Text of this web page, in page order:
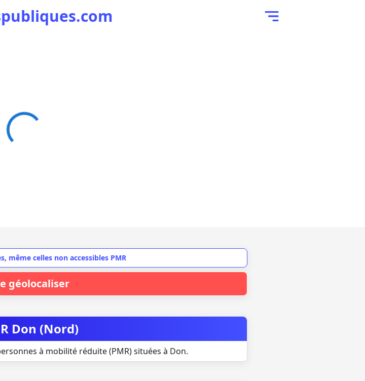
même celles non accessibles PMR
géolocaliser
Don (Nord)
à mobilité réduite (PMR) situées à Don.